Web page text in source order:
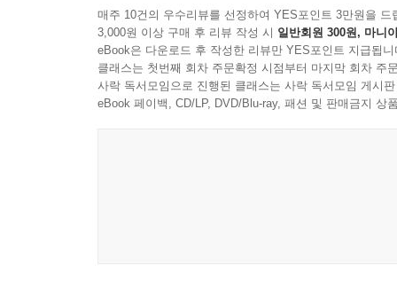
매주 10건의 우수리뷰를 선정하여 YES포인트 3만원을 드
3,000원 이상 구매 후 리뷰 작성 시 일반회원 300원, 마니
eBook은 다운로드 후 작성한 리뷰만 YES포인트 지급됩니
클래스는 첫번째 회차 주문확정 시점부터 마지막 회차 주
사락 독서모임으로 진행된 클래스는 사락 독서모임 게시
eBook 페이백, CD/LP, DVD/Blu-ray, 패션 및 판매금지 상